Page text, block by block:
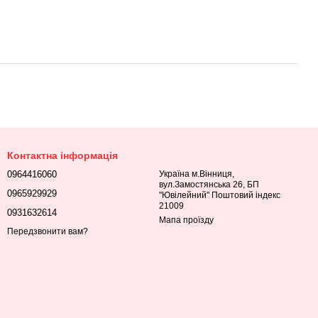
Контактна інформація
0964416060
0965929929
0931632614
Передзвонити вам?
Україна м.Вінниця,
вул.Замостянська 26, БП
"Ювілейний" Поштовий індекс
21009
Мапа проїзду